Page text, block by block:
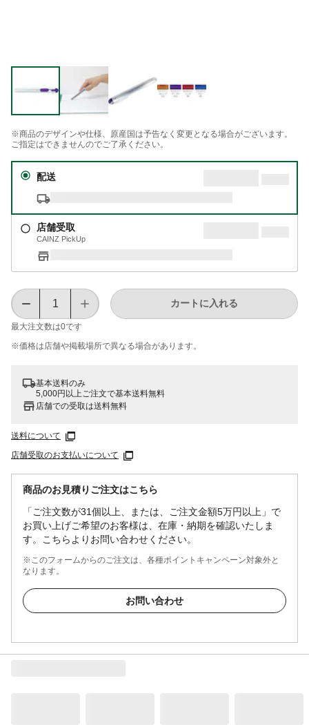
※商品のデザインや仕様、原産国は予告なく変更となる場合がございます。
ご指定はできませんのでご了承ください。
配送
店舗受取
CAINZ PickUp
最大注文数は0です
カートに入れる
※価格は​店舗や​掲載場所で​異なる​場合が​あります。
基本送料のみ
5,000円以上ご注文で基本送料無料
店舗での受取は送料無料
送料について
店舗受取のお支払いについて
商品のお見積りご注文はこちら
「ご注文数が31個以上、または、ご注文金額5万円以上」で
お買い上げご希望のお客様は、在庫・納期を確認いたしま
す。こちらよりお問い合わせください。
※このフォームからのご注文は、各種ポイントキャンペーン対象外と
なります。
お問い合わせ